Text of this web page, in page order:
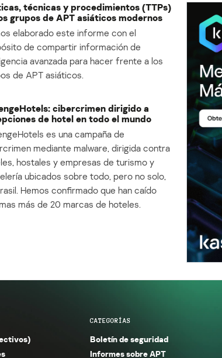
técnicas y procedimientos (TTPs)
grupos de APT asiáticos modernos
elaborado este informe con el
de compartir información de
avanzada para hacer frente a los
de APT asiáticos.
cibercrimen dirigido a
de hotel en todo el mundo
es una campaña de
mediante malware, dirigida contra
hostales y empresas de turismo y
ubicados sobre todo, pero no solo,
Hemos confirmado que han caído
más de 20 marcas de hoteles.
CATEGORÍAS
Boletín de seguridad
Informes sobre APT